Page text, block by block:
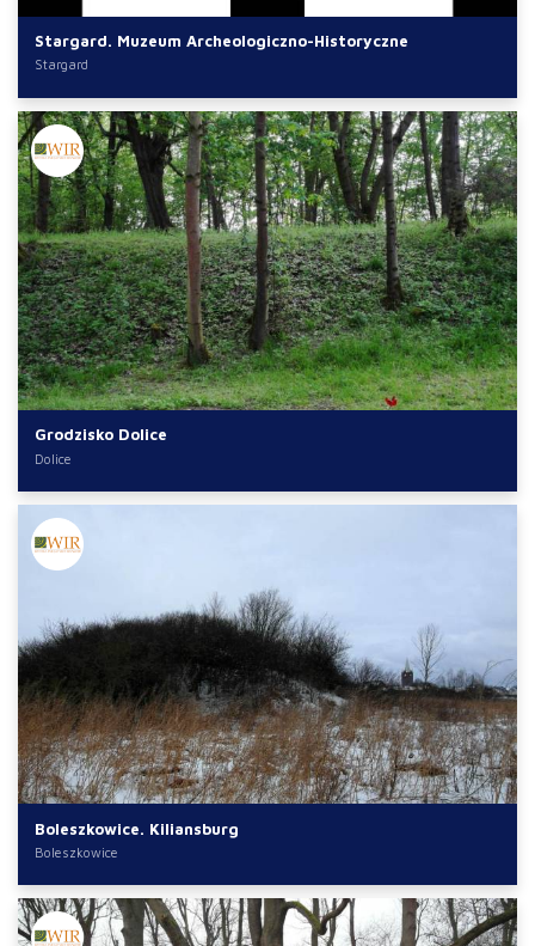
Stargard. Muzeum Archeologiczno-Historyczne
Stargard
Grodzisko Dolice
Dolice
Boleszkowice. Kiliansburg
Boleszkowice